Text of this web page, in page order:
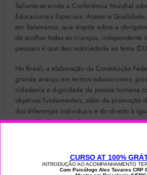
Salienta-se ainda a Conferência Mundial
Educacionais Especiais: Acesso e
em Salamanca, que dispõe sobre a
de acolher todas as crianças, independente
pessoais e que deu notoriedade ao tema
No Brasil, a elaboração da Constituição
grande avanço em termos educacionais,
cidadania e dignidade da pessoa humana
objetivos fundamentais, além da promoção
das diferenças individuais e do direito à
permanência na escola.
Nacional (LDB/1996), que não só faz as
citadas, mas também acrescenta que é